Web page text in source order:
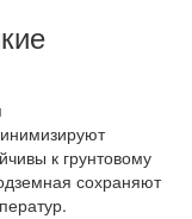
к грунтовому
сохраняют